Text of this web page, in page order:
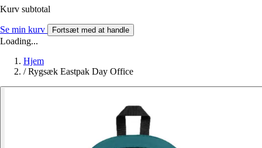
Kurv subtotal
Se min kurv Fortsæt med at handle
Loading...
Hjem
/ Rygsæk Eastpak Day Office